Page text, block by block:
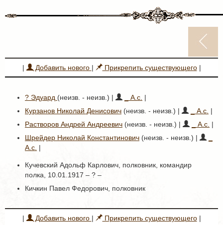
| Добавить нового | Прикрепить существующего|
? Эдуард (неизв. - неизв.) | _ А.с. |
Курзанов Николай Денисович (неизв. - неизв.) | _ А.с. |
Растворов Андрей Андреевич (неизв. - неизв.) | _ А.с. |
Шрейдер Николай Константинович (неизв. - неизв.) |
А.с. |
Кучевский Адольф Карлович, полковник, командир
полка, 10.01.1917 – ? –
Кичкин Павел Федорович, полковник
| Добавить нового | Прикрепить существующего|